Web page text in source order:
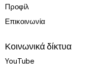
Προφίλ
Επικοινωνία
Κοινωνικά δίκτυα
YouTube